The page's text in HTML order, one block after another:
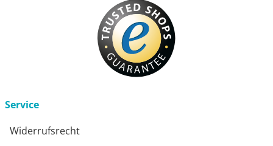
Service
Widerrufsrecht